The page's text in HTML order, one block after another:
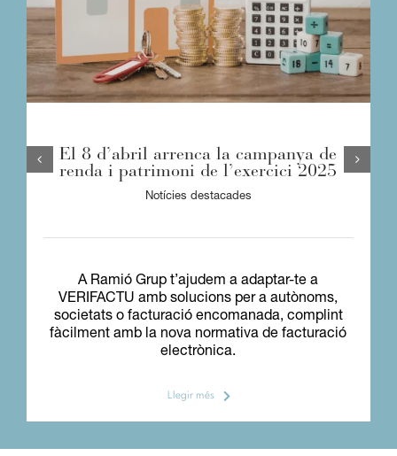
El 8 d’abril arrenca la campanya de
renda i patrimoni de l’exercici 2025
Notícies destacades
A Ramió Grup t’ajudem a adaptar-te a
VERIFACTU amb solucions per a autònoms,
societats o facturació encomanada, complint
fàcilment amb la nova normativa de facturació
electrònica.
Llegir més